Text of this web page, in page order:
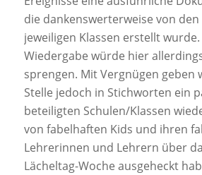
die dankenswerterweise von
jeweiligen Klassen erstellt
Wiedergabe würde hier
sprengen. Mit Vergnügen geben
Stelle jedoch in Stichworten ein
beteiligten Schulen/Klassen
von fabelhaften Kids und ihren
Lehrerinnen und Lehrern über
Lächeltag-Woche ausgeheckt